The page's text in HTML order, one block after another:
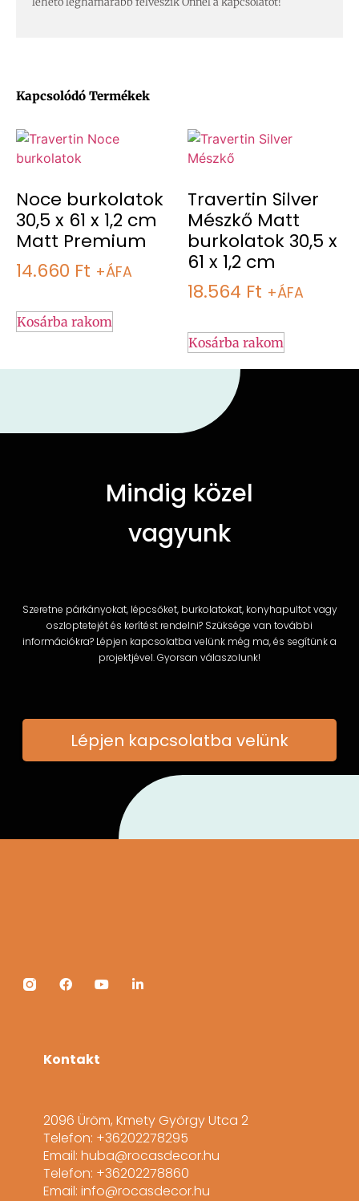
Kapcsolódó Termékek
Noce burkolatok
30,5 x 61 x 1,2 cm
Matt Premium
14.660 Ft +ÁFA
Kosárba rakom
Travertin Silver
Mészkő Matt
burkolatok 30,5 x
61 x 1,2 cm
18.564 Ft +ÁFA
Kosárba rakom
Mindig közel
vagyunk
Szeretne párkányokat, lépcsőket, burkolatokat, konyhapultot vagy
oszloptetejét és kerítést rendelni? Szüksége van további
információkra? Lépjen kapcsolatba velünk még ma, és segítünk a
projektjével. Gyorsan válaszolunk!
Lépjen kapcsolatba velünk
Kontakt
2096 Üröm, Kmety György Utca 2
Telefon: +36202278295
Email: huba@rocasdecor.hu
Telefon: +36202278860
Email: info@rocasdecor.hu